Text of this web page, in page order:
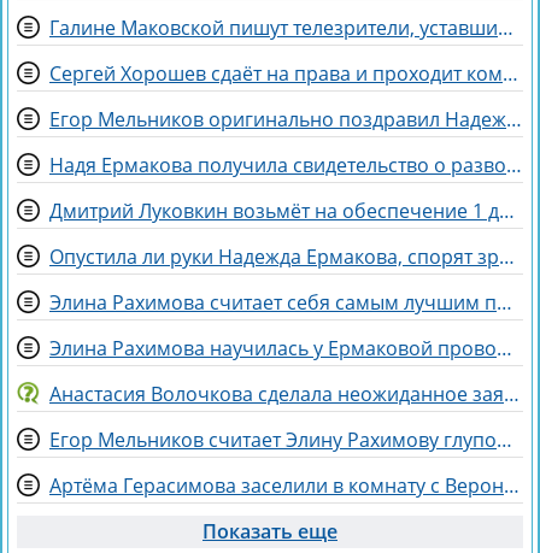
Галине Маковской пишут телезрители, уставшие от Элины Рахимовой
Сергей Хорошев сдаёт на права и проходит комиссию
Егор Мельников оригинально поздравил Надежду Ермакову с разводом
Надя Ермакова получила свидетельство о разводе и собирается в отпуск
Дмитрий Луковкин возьмёт на обеспечение 1 девушку
Опустила ли руки Надежда Ермакова, спорят зрители Дома 2
Элина Рахимова считает себя самым лучшим подарком на день рождения
Элина Рахимова научилась у Ермаковой провоцировать Герасимова
Анастасия Волочкова сделала неожиданное заявление о дочери
Егор Мельников считает Элину Рахимову глупой и профдеформированной
Артёма Герасимова заселили в комнату с Вероникой Строгановой
Показать еще